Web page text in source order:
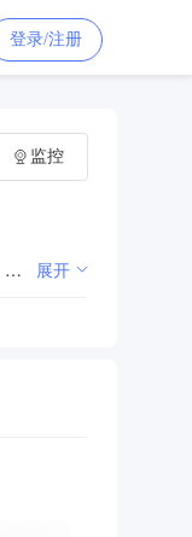
登录/注册
许可项目：建设工程质量检测；检验检测服务；建设工程勘察；测绘服务；室内环境检测；雷电防护装置检测；水利工程质量检测；特种设备检验检测；职业卫生技术服务；安全评价业务；安全生产检验检测。（依法须经批准的项目，经相关部门批准后方可开展经营活动，具体经营项目以相关部门批准文件或许可证件为准） 一般项目：公路水运工程试验检测服务；消防技术服务；市政设施管理；环境保护监测；节能管理服务；运行效能评估服务；合同能源管理；太阳能发电技术服务；工程和技术研究和试验发展；技术服务、技术开发、技术咨询、技术交流、技术转让、技术推广。（除依法须经批准的项目外，凭营业执照依法自主开展经营活动） 展开
监控